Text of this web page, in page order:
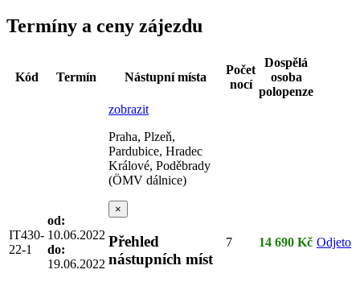
Termíny a ceny zájezdu
Kód Termín Nástupní místa
Počet
nocí
Dospělá
osoba
polopenze
IT430-
22-1
od:
10.06.2022
do:
19.06.2022
zobrazit
Praha, Plzeň,
Pardubice, Hradec
Králové, Poděbrady
(ÖMV dálnice)
×
Přehled
nástupních míst
7 14 690 Kč Odjeto